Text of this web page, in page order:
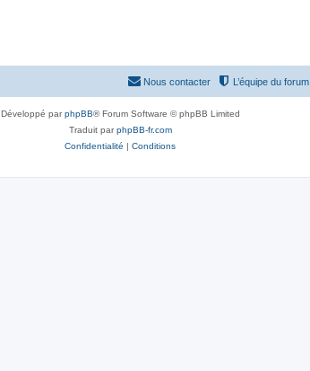
L’équipe du forum
Nous contacter
Développé parphpBB® Forum Software © phpBB Limited
Traduit parphpBB-fr.com
Confidentialité | Conditions